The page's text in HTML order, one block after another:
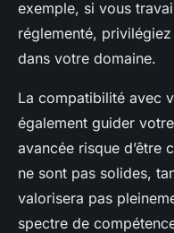
exemple, si vous
réglementé,
dans votre domaine.
La compatibilité avec
également guider
avancée risque d’être
ne sont pas solides,
valorisera pas
spectre de